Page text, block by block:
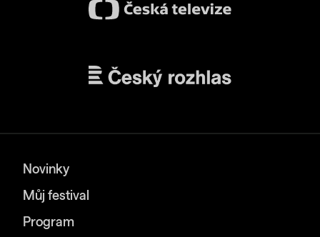
Novinky
Můj festival
Program